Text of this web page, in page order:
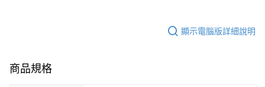
顯示電腦版詳細說明
商品規格